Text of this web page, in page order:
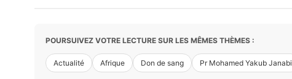
POURSUIVEZ VOTRE LECTURE SUR LES MÊMES THÈMES :
Actualité Afrique Don de sang Pr Mohamed Yakub Janabi